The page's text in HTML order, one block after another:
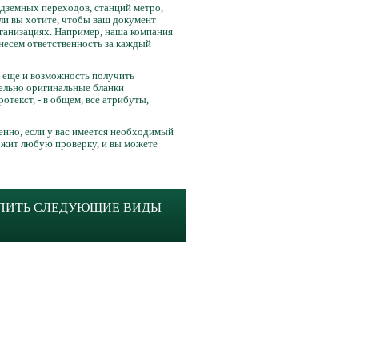
переходов, станций метро,
вы хотите, чтобы ваш документ
Например, наша компания
ответственность за каждый
и возможность получить
оригинальные бланки
- в общем, все атрибуты,
если у вас имеется необходимый
любую проверку, и вы можете
СЛЕДУЮЩИЕ ВИДЫ